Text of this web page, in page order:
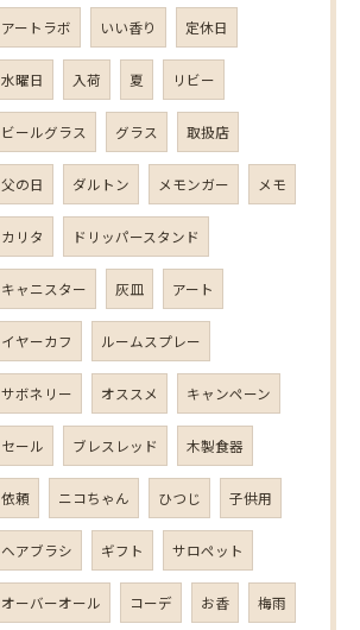
アートラボ いい香り 定休日
水曜日 入荷 夏 リビー
ビールグラス グラス 取扱店
父の日 ダルトン メモンガー メモ
カリタ ドリッパースタンド
キャニスター 灰皿 アート
イヤーカフ ルームスプレー
サボネリー オススメ キャンペーン
セール ブレスレッド 木製食器
依頼 ニコちゃん ひつじ 子供用
ヘアブラシ ギフト サロペット
オーバーオール コーデ お香 梅雨